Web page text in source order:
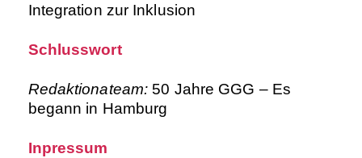
Integration zur Inklusion
Schlusswort
Redaktionateam: 50 Jahre GGG – Es
begann in Hamburg
Inpressum